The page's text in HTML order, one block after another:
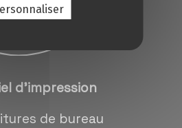
d'impression
de bureau